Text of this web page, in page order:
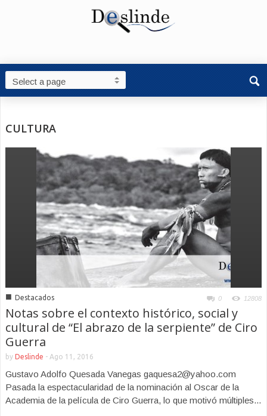
CULTURA
■ Destacados 0 12808
Notas sobre el contexto histórico, social y
cultural de “El abrazo de la serpiente” de Ciro
Guerra
by Deslinde - Ago 11, 2016
Gustavo Adolfo Quesada Vanegas gaquesa2@yahoo.com
Pasada la espectacularidad de la nominación al Oscar de la
Academia de la película de Ciro Guerra, lo que motivó múltiples...